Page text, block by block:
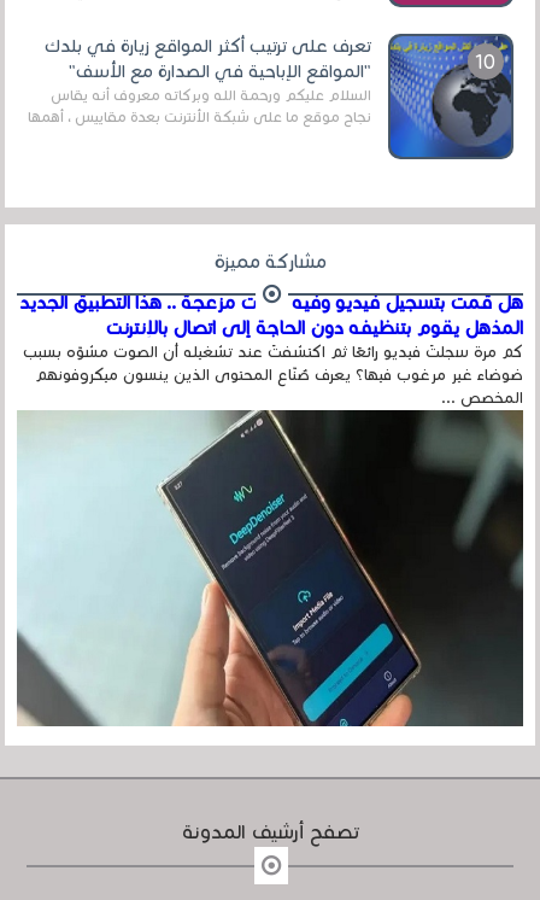
تعرف على ترتيب أكثر المواقع زيارة في بلدك
"المواقع الإباحية في الصدارة مع الأسف"
السلام عليكم ورحمة الله وبركاته معروف أنه يقاس
نجاح موقع ما على شبكة الأنترنت بعدة مقاييس ، أهمها
مشاركة مميزة
هل قمت بتسجيل فيديو وفيه أصوت مزعجة .. هذا التطبيق الجديد
المذهل يقوم بتنظيفه دون الحاجة إلى اتصال بالإنترنت
كم مرة سجلتَ فيديو رائعًا ثم اكتشفتَ عند تشغيله أن الصوت مشوّه بسبب
ضوضاء غير مرغوب فيها؟ يعرف صُنّاع المحتوى الذين ينسون ميكروفونهم
المخصص ...
تصفح أرشيف المدونة